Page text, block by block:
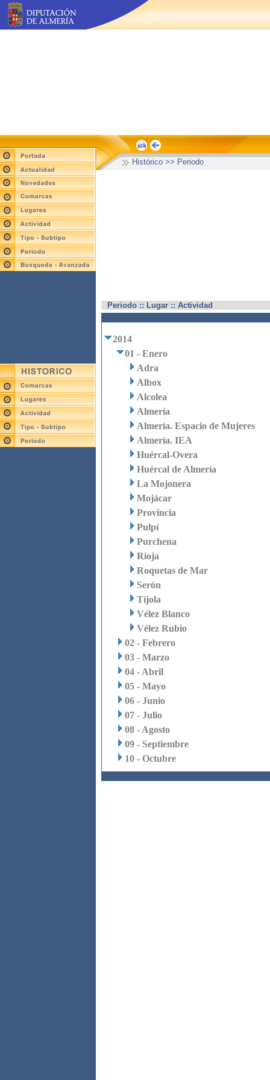
Histórico >> Periodo
Periodo :: Lugar :: Actividad
2014
01 - Enero
Adra
Albox
Alcolea
Almería
Almería. Espacio de Mujeres
Almería. IEA
Huércal-Overa
Huércal de Almería
La Mojonera
Mojácar
Provincia
Pulpí
Purchena
Rioja
Roquetas de Mar
Serón
Tíjola
Vélez Blanco
Vélez Rubio
02 - Febrero
03 - Marzo
04 - Abril
05 - Mayo
06 - Junio
07 - Julio
08 - Agosto
09 - Septiembre
10 - Octubre